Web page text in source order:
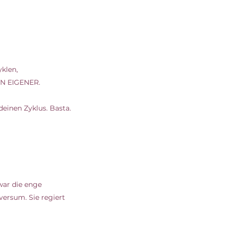
EIGENER.
Zyklus. Basta.
die enge
Sie regiert